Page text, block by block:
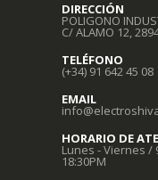
DIRECCIÓN
POLIGONO
C/ ALAMO 12,
TELÉFONO
(+34) 91 642 45 08
EMAIL
HORARIO DE
Lunes - Viernes /
18:30PM